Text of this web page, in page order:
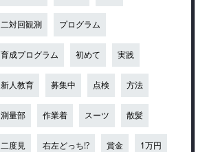
二対回観測 プログラム
育成プログラム 初めて 実践
新人教育 募集中 点検 方法
測量部 作業着 スーツ 散髪
二度見 右左どっち!? 賞金 1万円